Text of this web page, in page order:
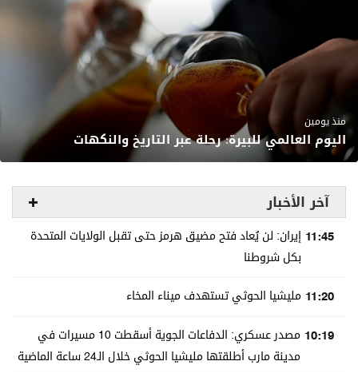
آخر الأخبار
11:45
إيران: لن يُعاد فتح مضيق هرمز حتى تقبل الولايات المتحدة
بكل شروطنا
11:20 مليشيا الحوثي تستهدف ميناء المخاء
10:19
مصدر عسكري: الدفاعات الجوية أسقطت 10 مسيرات في
مدينة مارب أطلقتها مليشيا الحوثي خلال الـ24 ساعة الماضية
منذ يومين
اليوم العالمي للبيرة: رحلة عبر التاريخ والنكهات